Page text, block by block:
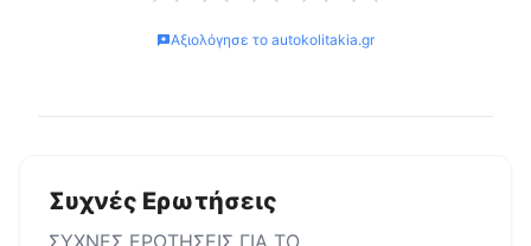
Αξιολόγησε το autokolitakia.gr
Συχνές Ερωτήσεις
ΣΥΧΝΕΣ ΕΡΩΤΗΣΕΙΣ ΓΙΑ ΤΟ